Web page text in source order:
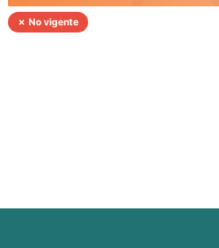
✗ No vigente